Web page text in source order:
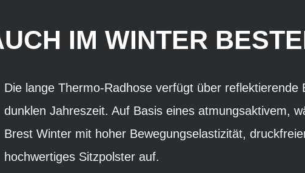
IM WINTER
Die lange Thermo-Radhose verfügt über
dunklen Jahreszeit. Auf Basis eines atmungsaktivem,
Brest Winter mit hoher Bewegungselastizität,
hochwertiges Sitzpolster auf.